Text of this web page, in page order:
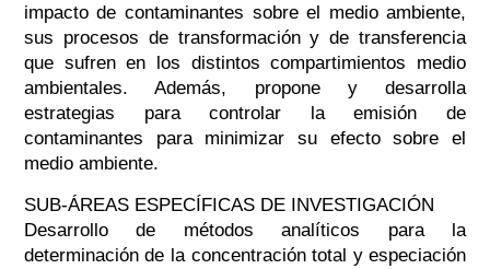
impacto de contaminantes sobre el medio ambiente,
sus procesos de transformación y de transferencia
que sufren en los distintos compartimientos medio
ambientales. Además, propone y desarrolla
estrategias para controlar la emisión de
contaminantes para minimizar su efecto sobre el
medio ambiente.
SUB-ÁREAS ESPECÍFICAS DE INVESTIGACIÓN
Desarrollo de métodos analíticos para la
determinación de la concentración total y especiación